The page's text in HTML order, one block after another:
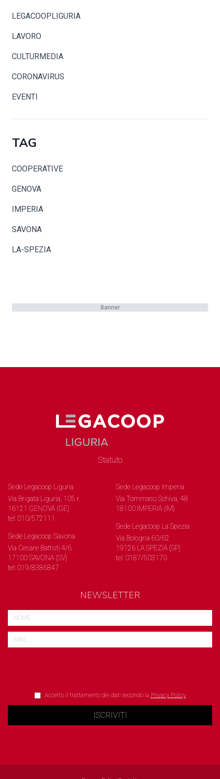
LEGACOOPLIGURIA
LAVORO
CULTURMEDIA
CORONAVIRUS
EVENTI
TAG
COOPERATIVE
GENOVA
IMPERIA
SAVONA
LA-SPEZIA
Banner
Statuto
Sede Legacoop Liguria
Via Brigata Liguria, 105 r.
16121 GENOVA (GE)
tel: 010/572111
Sede Legacoop Savona
Via Cesare Battisti 4/6
17100 SAVONA (SV)
tel: 019/8386847
Sede Legacoop Imperia
Via Tommaso Schiva, 48
18100 IMPERIA (IM)
Sede Legacoop La Spezia
Via Bologna 60/62
19126 LA SPEZIA (SP)
tel: 0187/503170
NEWSLETTER
Accetto il trattamento dei dati secondo la Privacy Policy
ISCRIVITI